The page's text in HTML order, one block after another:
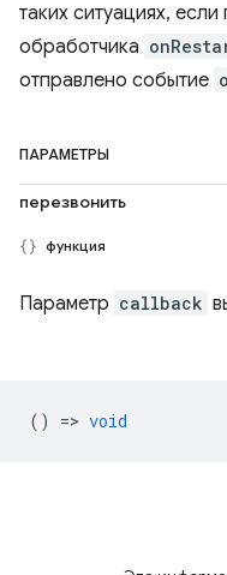
таких ситуациях,
обработчика
отправлено событие
ПАРАМЕТРЫ
перезвонить
функция
Параметр callback
() => void